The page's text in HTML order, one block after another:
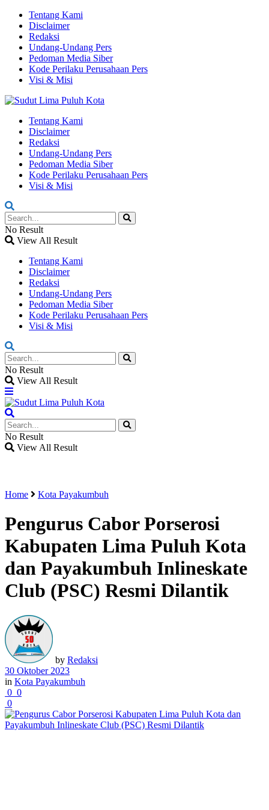
Tentang Kami
Disclaimer
Redaksi
Undang-Undang Pers
Pedoman Media Siber
Kode Perilaku Perusahaan Pers
Visi & Misi
Tentang Kami
Disclaimer
Redaksi
Undang-Undang Pers
Pedoman Media Siber
Kode Perilaku Perusahaan Pers
Visi & Misi
No Result
View All Result
Tentang Kami
Disclaimer
Redaksi
Undang-Undang Pers
Pedoman Media Siber
Kode Perilaku Perusahaan Pers
Visi & Misi
No Result
View All Result
No Result
View All Result
Home Kota Payakumbuh
Pengurus Cabor Porserosi
Kabupaten Lima Puluh Kota
dan Payakumbuh Inlineskate
Club (PSC) Resmi Dilantik
by Redaksi
30 Oktober 2023
in Kota Payakumbuh
0 0
0